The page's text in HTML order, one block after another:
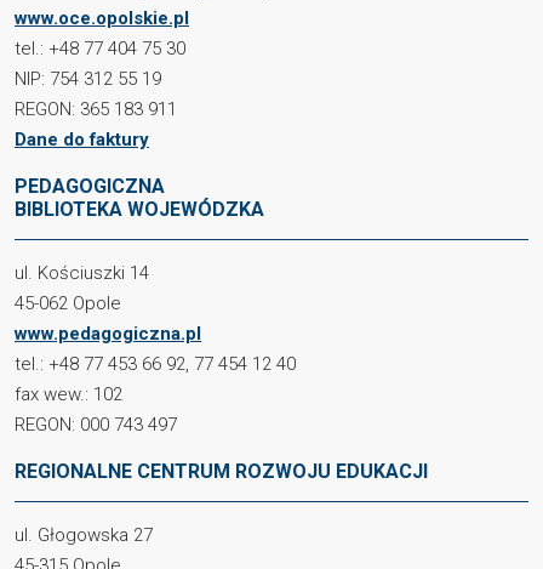
www.oce.opolskie.pl
tel.: +48 77 404 75 30
NIP: 754 312 55 19
REGON: 365 183 911
Dane do faktury
PEDAGOGICZNA
BIBLIOTEKA WOJEWÓDZKA
ul. Kościuszki 14
45-062 Opole
www.pedagogiczna.pl
tel.: +48 77 453 66 92, 77 454 12 40
fax wew.: 102
REGON: 000 743 497
REGIONALNE CENTRUM ROZWOJU EDUKACJI
ul. Głogowska 27